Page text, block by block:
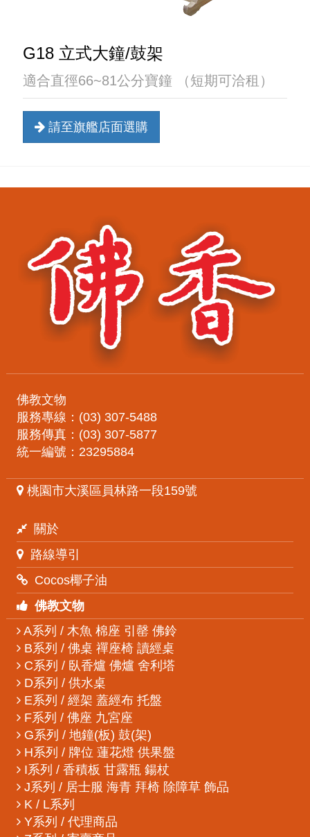
G18 立式大鐘/鼓架
適合直徑66~81公分寶鐘 （短期可洽租）
請至旗艦店面選購
佛教文物
服務專線：(03) 307-5488
服務傳真：(03) 307-5877
統一編號：23295884
桃園市大溪區員林路一段159號
關於
路線導引
Cocos椰子油
佛教文物
A系列 / 木魚 棉座 引罄 佛鈴
B系列 / 佛桌 禪座椅 讀經桌
C系列 / 臥香爐 佛爐 舍利塔
D系列 / 供水桌
E系列 / 經架 蓋經布 托盤
F系列 / 佛座 九宮座
G系列 / 地鐘(板) 鼓(架)
H系列 / 牌位 蓮花燈 供果盤
I系列 / 香積板 甘露瓶 鍚杖
J系列 / 居士服 海青 拜椅 除障草 飾品
K / L系列
Y系列 / 代理商品